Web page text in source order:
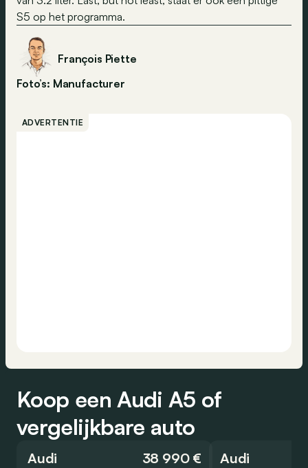
S5 op het programma.
François Piette
Foto’s: Manufacturer
ADVERTENTIE
Koop een Audi A5 of
vergelijkbare auto
Audi
38 990 €
Audi